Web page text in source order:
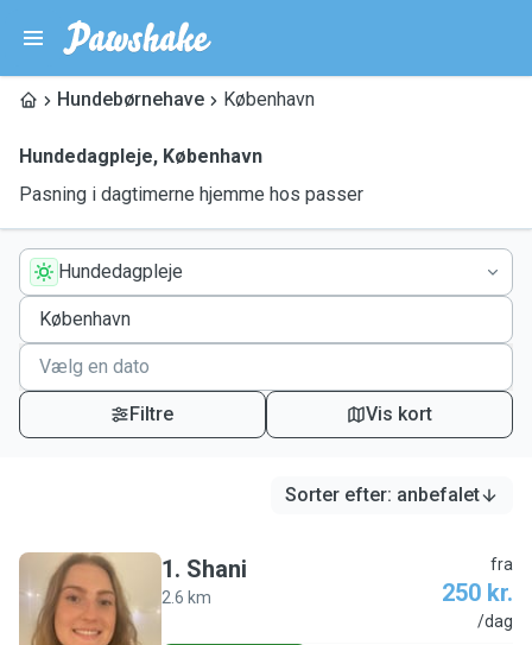
Hundebørnehave København
Hundedagpleje, København
Pasning i dagtimerne hjemme hos passer
Hundedagpleje
Filtre Vis kort
Sorter efter: anbefalet
S
1. Shani
2.6 km
fra
250 kr.
/dag